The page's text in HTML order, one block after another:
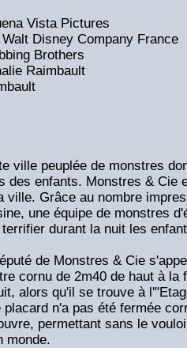
Vista Pictures
Company France
Brothers
Raimbault
ville peuplée de monstres
des enfants. Monstres & Cie
ville. Grâce au nombre
une équipe de monstres
durant la nuit les
de Monstres & Cie
cornu de 2m40 de haut à la
alors qu'il se trouve à
n'a pas été fermée
permettant sans le
monde.